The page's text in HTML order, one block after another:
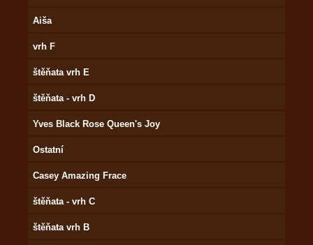
Aiša
vrh F
štěňata vrh E
štěňata - vrh D
Yves Black Rose Queen's Joy
Ostatní
Casey Amazing Frace
štěňata - vrh C
štěňata vrh B